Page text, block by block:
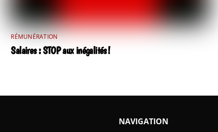
RÉMUNÉRATION
Salaires : STOP aux inégalités !
NAVIGATION